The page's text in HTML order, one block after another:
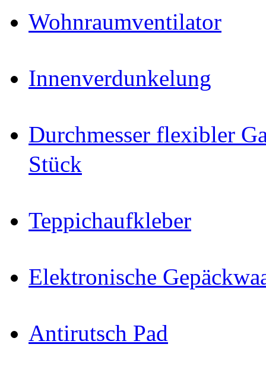
Wohnraumventilator
Innenverdunkelung
Durchmesser flexibler
Stück
Teppichaufkleber
Elektronische
Antirutsch Pad